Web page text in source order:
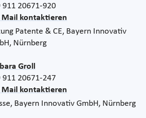
911 20671-920
Mail kontaktieren
Patente & CE, Bayern Innovativ
Nürnberg
Groll
911 20671-247
Mail kontaktieren
Bayern Innovativ GmbH, Nürnberg